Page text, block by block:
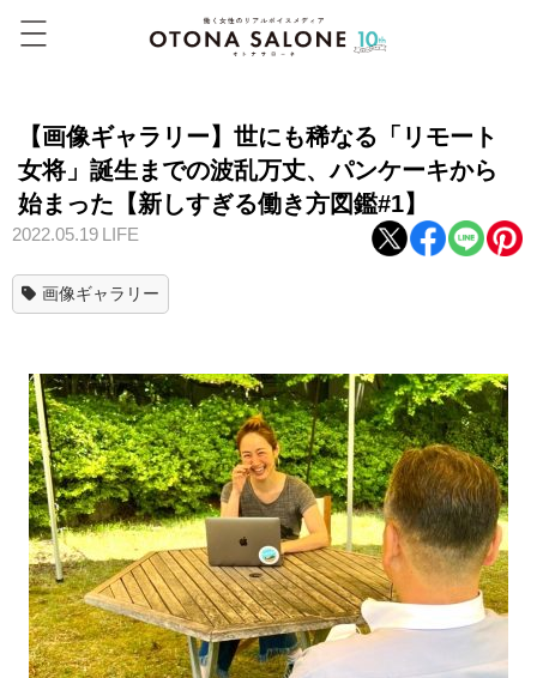
【画像ギャラリー】世にも稀なる「リモート
女将」誕生までの波乱万丈、パンケーキから
始まった【新しすぎる働き方図鑑#1】
2022.05.19 LIFE
画像ギャラリー